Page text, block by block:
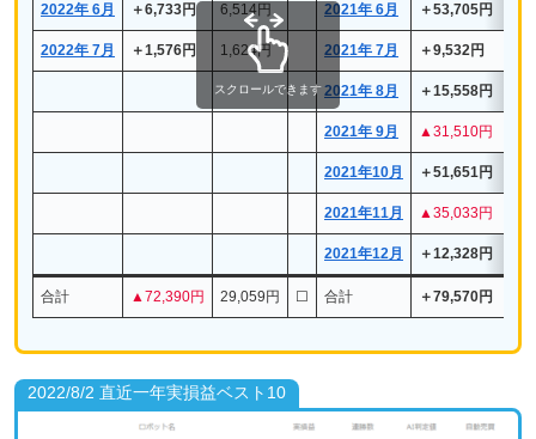
2022年 6月 ＋6,733円 6,514円 2021年 6月 ＋53,705円
2022年 7月 ＋1,576円 1,624円 2021年 7月 ＋9,532円
2021年 8月 ＋15,558円
2021年 9月 ▲31,510円
2021年10月 ＋51,651円
2021年11月 ▲35,033円
2021年12月 ＋12,328円
合計 ▲72,390円 29,059円 ☐ 合計 ＋79,570円
スクロールできます
2022/8/2 直近一年実損益ベスト10